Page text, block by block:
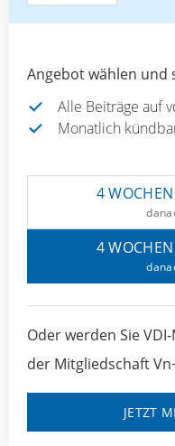
Angebot wählen und
Alle Beiträge auf
Monatlich
4
4
Oder werden Sie
der Mitgliedschaft
JETZT